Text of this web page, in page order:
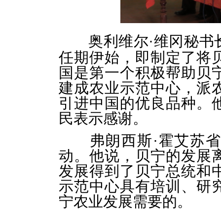
奥利维尔·维冈秘
任期伊始，即制定了将
国是第一个积极帮助贝
建成农业示范中心，派
引进中国的优良品种。
民表示感谢。
弗朗西斯·霍艾苏省
动。他说，贝宁的发展
发展得到了贝宁总统和
示范中心具有培训、研
宁农业发展需要的。